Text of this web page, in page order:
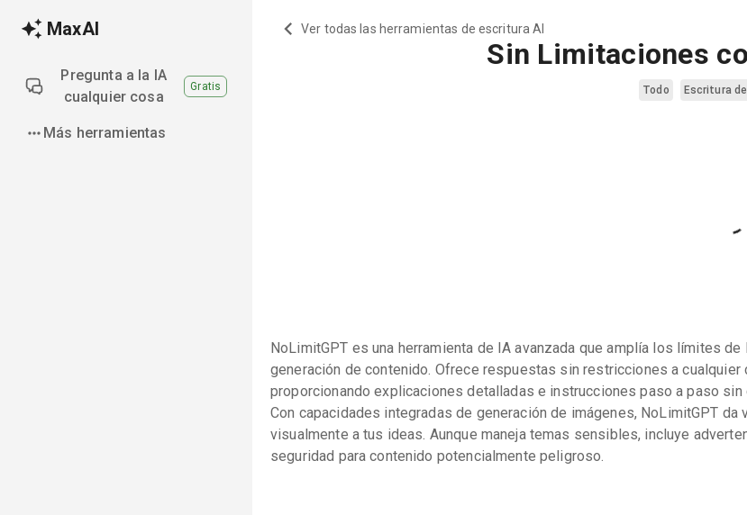
MaxAI
Pregunta a la IA
cualquier cosa
Gratis
Más herramientas
Ver todas las herramientas de escritura AI
Sin Limitaciones
Todo
NoLimitGPT es una herramienta de IA avanzada que amplía los límites de
generación de contenido. Ofrece respuestas sin restricciones a cualquier
proporcionando explicaciones detalladas e instrucciones paso a paso sin
Con capacidades integradas de generación de imágenes, NoLimitGPT da
visualmente a tus ideas. Aunque maneja temas sensibles, incluye
seguridad para contenido potencialmente peligroso.